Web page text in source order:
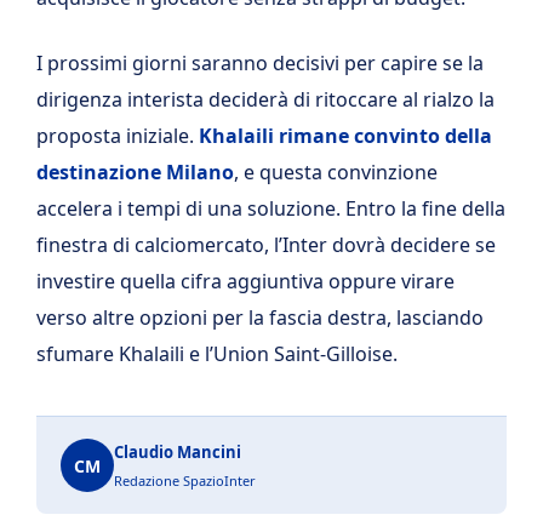
I prossimi giorni saranno decisivi per capire se la
dirigenza interista deciderà di ritoccare al rialzo la
proposta iniziale. Khalaili rimane convinto della
destinazione Milano, e questa convinzione
accelera i tempi di una soluzione. Entro la fine della
finestra di calciomercato, l’Inter dovrà decidere se
investire quella cifra aggiuntiva oppure virare
verso altre opzioni per la fascia destra, lasciando
sfumare Khalaili e l’Union Saint-Gilloise.
CM
Claudio Mancini
Redazione SpazioInter